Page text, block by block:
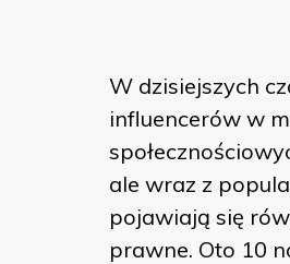
W dzisiejszych
influencerów w
ale wraz z
pojawiają się
prawne. Oto 10